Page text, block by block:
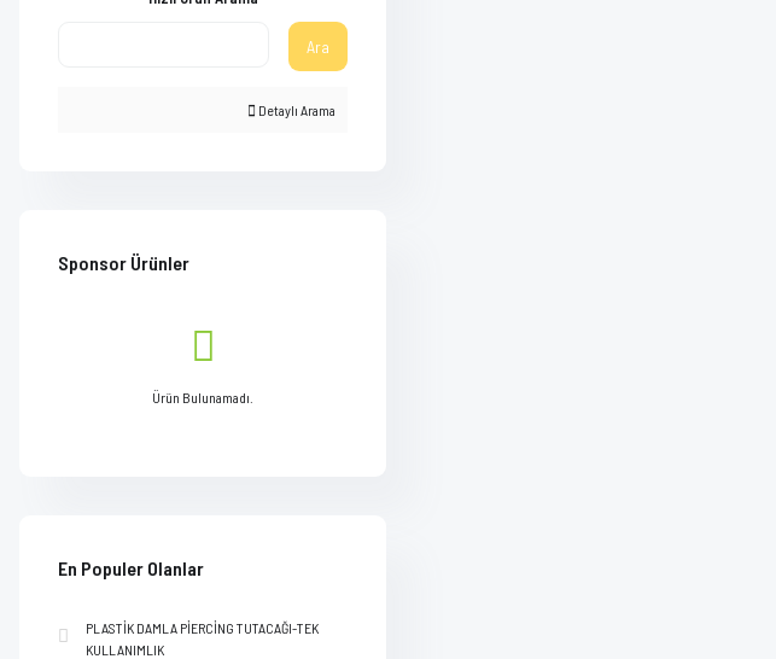
Ara
Detaylı Arama
Sponsor Ürünler
Ürün Bulunamadı.
En Populer Olanlar
PLASTİK DAMLA PİERCİNG TUTACAĞI-TEK
KULLANIMLIK